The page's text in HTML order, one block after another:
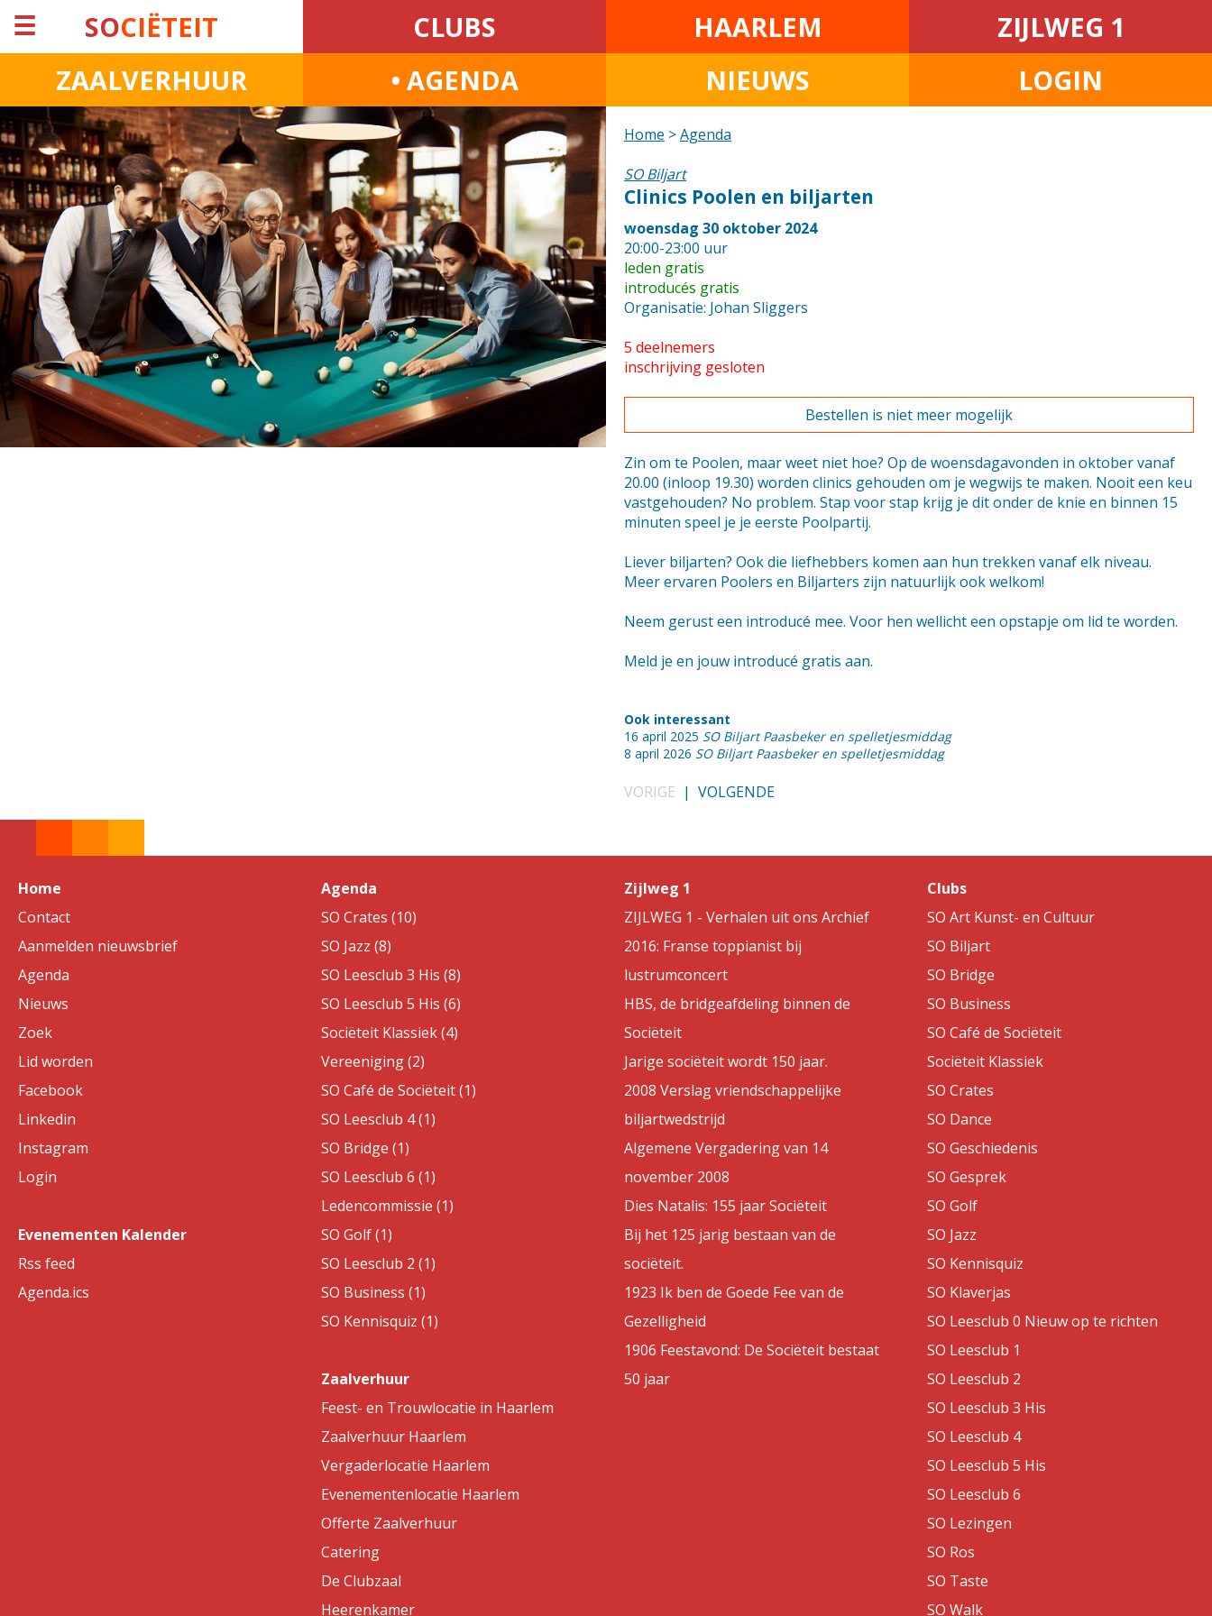
☰ SOCIËTEIT CLUBS HAARLEM
ZIJLWEG 1
ZAALVERHUUR
• AGENDA NIEUWS LOGIN
Home >Agenda
SO Biljart
Clinics Poolen en biljarten
woensdag 30 oktober 2024
20:00-23:00 uur
leden gratis
introducés gratis
Organisatie: Johan Sliggers
5 deelnemers
inschrijving gesloten
Bestellen is niet meer mogelijk
Zin om te Poolen, maar weet niet hoe? Op de woensdagavonden in oktober vanaf
20.00 (inloop 19.30) worden clinics gehouden om je wegwijs te maken. Nooit een keu
vastgehouden? No problem. Stap voor stap krijg je dit onder de knie en binnen 15
minuten speel je je eerste Poolpartij.
Liever biljarten? Ook die liefhebbers komen aan hun trekken vanaf elk niveau.
Meer ervaren Poolers en Biljarters zijn natuurlijk ook welkom!
Neem gerust een introducé mee. Voor hen wellicht een opstapje om lid te worden.
Meld je en jouw introducé gratis aan.
Ook interessant
16 april 2025 SO Biljart Paasbeker en spelletjesmiddag
8 april 2026 SO Biljart Paasbeker en spelletjesmiddag
VORIGE | VOLGENDE
Home
Contact
Aanmelden nieuwsbrief
Agenda
Nieuws
Zoek
Lid worden
Facebook
Linkedin
Instagram
Login
Evenementen Kalender
Rss feed
Agenda.ics
Agenda
SO Crates (10)
SO Jazz (8)
SO Leesclub 3 His (8)
SO Leesclub 5 His (6)
Sociëteit Klassiek (4)
Vereeniging (2)
SO Café de Sociëteit (1)
SO Leesclub 4 (1)
SO Bridge (1)
SO Leesclub 6 (1)
Ledencommissie (1)
SO Golf (1)
SO Leesclub 2 (1)
SO Business (1)
SO Kennisquiz (1)
Zaalverhuur
Feest- en Trouwlocatie in Haarlem
Zaalverhuur Haarlem
Vergaderlocatie Haarlem
Evenementenlocatie Haarlem
Offerte Zaalverhuur
Catering
De Clubzaal
Heerenkamer
Zijlweg 1
ZIJLWEG 1 - Verhalen uit ons Archief
2016: Franse toppianist bij
lustrumconcert
HBS, de bridgeafdeling binnen de
Sociëteit
Jarige sociëteit wordt 150 jaar.
2008 Verslag vriendschappelijke
biljartwedstrijd
Algemene Vergadering van 14
november 2008
Dies Natalis: 155 jaar Sociëteit
Bij het 125 jarig bestaan van de
sociëteit.
1923 Ik ben de Goede Fee van de
Gezelligheid
1906 Feestavond: De Sociëteit bestaat
50 jaar
Clubs
SO Art Kunst- en Cultuur
SO Biljart
SO Bridge
SO Business
SO Café de Sociëteit
Sociëteit Klassiek
SO Crates
SO Dance
SO Geschiedenis
SO Gesprek
SO Golf
SO Jazz
SO Kennisquiz
SO Klaverjas
SO Leesclub 0 Nieuw op te richten
SO Leesclub 1
SO Leesclub 2
SO Leesclub 3 His
SO Leesclub 4
SO Leesclub 5 His
SO Leesclub 6
SO Lezingen
SO Ros
SO Taste
SO Walk